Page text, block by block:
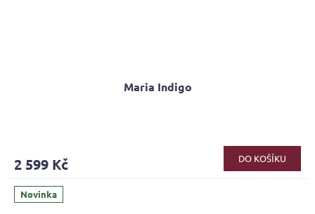
Maria Indigo
2 599 Kč DO KOŠÍKU
Novinka